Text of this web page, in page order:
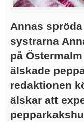
Annas
systrarna
på
älskade
redaktionen
älskar att